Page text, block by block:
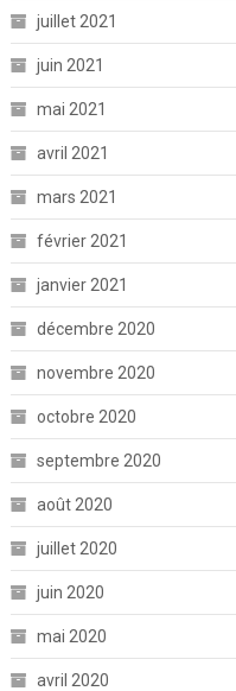
juillet 2021
juin 2021
mai 2021
avril 2021
mars 2021
février 2021
janvier 2021
décembre 2020
novembre 2020
octobre 2020
septembre 2020
août 2020
juillet 2020
juin 2020
mai 2020
avril 2020